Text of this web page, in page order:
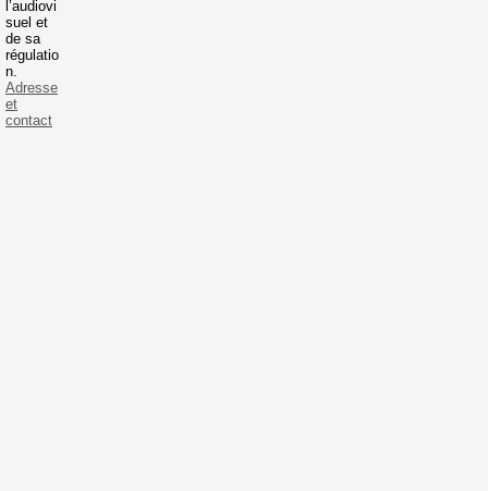
l’audiovi
suel et
de sa
régulatio
n.
Adresse
et
contact